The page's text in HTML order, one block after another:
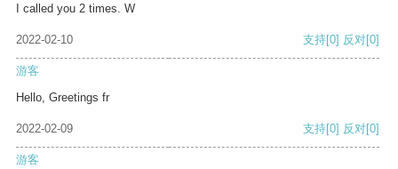
I called you 2 times. W
2022-02-10 支持[0] 反对[0]
游客
Hello, Greetings fr
2022-02-09 支持[0] 反对[0]
游客